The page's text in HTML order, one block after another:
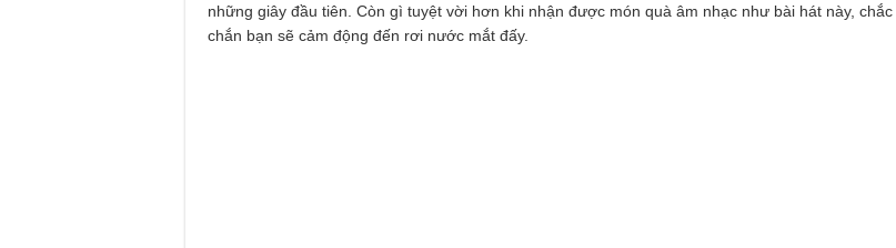
những giây đầu tiên. Còn gì tuyệt vời hơn khi nhận được món quà âm nhạc như bài hát này, chắc
chắn bạn sẽ cảm động đến rơi nước mắt đấy.